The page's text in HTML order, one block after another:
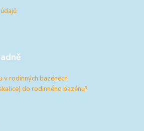
v rodinných bazénech
do rodinného bazénu?